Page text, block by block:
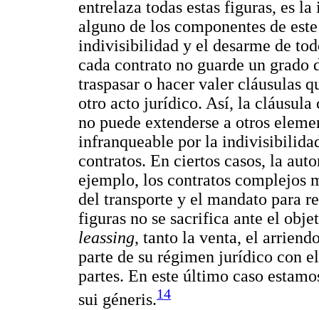
entrelaza todas estas figuras, es
alguno de los componentes de
indivisibilidad y el desarme de
cada contrato no guarde un
traspasar o hacer valer cláusulas
otro acto jurídico. Así, la cláusula
no puede extenderse a otros
infranqueable por la
contratos. En ciertos casos, la
ejemplo, los contratos complejos
del transporte y el mandato para
figuras no se sacrifica ante el
leassing, tanto la venta, el
parte de su régimen jurídico con
partes. En este último caso
sui géneris.14